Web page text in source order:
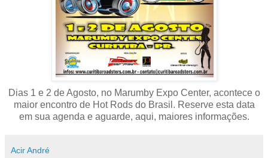
Dias 1 e 2 de Agosto, no Marumby Expo Center, acontece o
maior encontro de Hot Rods do Brasil. Reserve esta data
em sua agenda e aguarde, aqui, maiores informações.
Acir André